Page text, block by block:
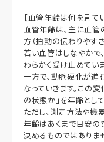
【血管年齢は何を見て
血管年齢は、主に血管
方（拍動の伝わりやす
若い血管はしなやかで
わらかく受け止めていま
一方で、動脈硬化が進
なっていきます。この
の状態か」を年齢とし
ただし、測定方法や機
年齢はあくまで目安の
決めるものではありま